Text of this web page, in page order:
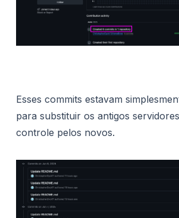
Esses commits estavam
para substituir os antigos
controle pelos novos.